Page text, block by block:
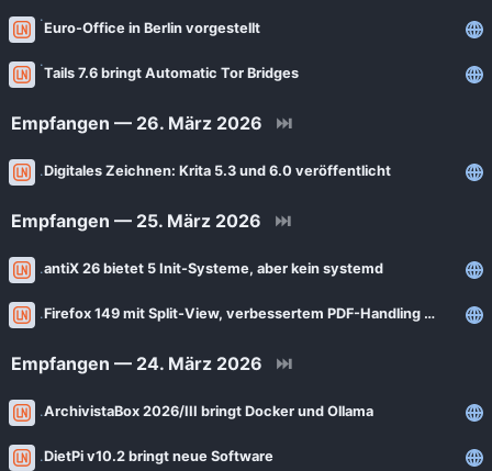
Euro-Office in Berlin vorgestellt
Tails 7.6 bringt Automatic Tor Bridges
Empfangen — 26. März 2026 ⏭
Digitales Zeichnen: Krita 5.3 und 6.0 veröffentlicht
Empfangen — 25. März 2026 ⏭
antiX 26 bietet 5 Init-Systeme, aber kein systemd
Firefox 149 mit Split-View, verbessertem PDF-Handling und kostenlosem VPN
Empfangen — 24. März 2026 ⏭
ArchivistaBox 2026/III bringt Docker und Ollama
DietPi v10.2 bringt neue Software